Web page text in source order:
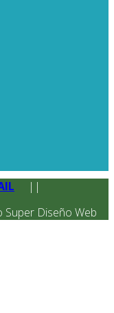
||
Diseño Web